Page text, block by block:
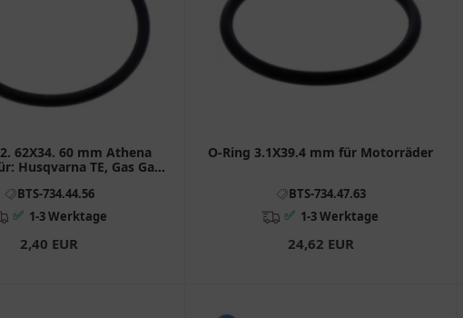
62X34. 60 mm Athena
Husqvarna TE, Gas Gas
BTS-734.44.56
✅ 1-3 Werktage
2,40 EUR
O-Ring 3.1X39.4 mm für Motorräder
BTS-734.47.63
✅ 1-3 Werktage
24,62 EUR